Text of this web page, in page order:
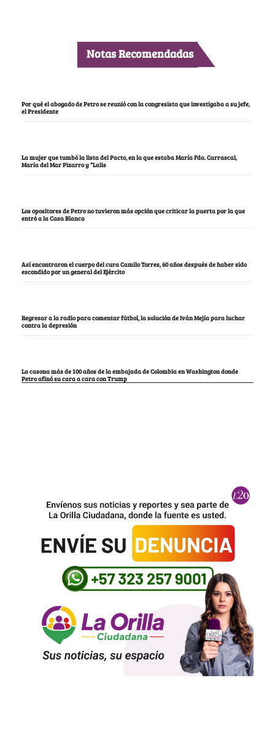
Notas Recomendadas
Por qué el abogado de Petro se reunió con la congresista que investigaba a su jefe,
el Presidente
La mujer que tumbó la lista del Pacto, en la que estaba María Fda. Carrascal,
María del Mar Pizarro y “Lalis
Los opositores de Petro no tuvieron más opción que criticar la puerta por la que
entró a la Casa Blanca
Así encontraron el cuerpo del cura Camilo Torres, 60 años después de haber sido
escondido por un general del Ejército
Regresar a la radio para comentar fútbol, la solución de Iván Mejía para luchar
contra la depresión
La casona más de 100 años de la embajada de Colombia en Washington donde
Petro afinó su cara a cara con Trump